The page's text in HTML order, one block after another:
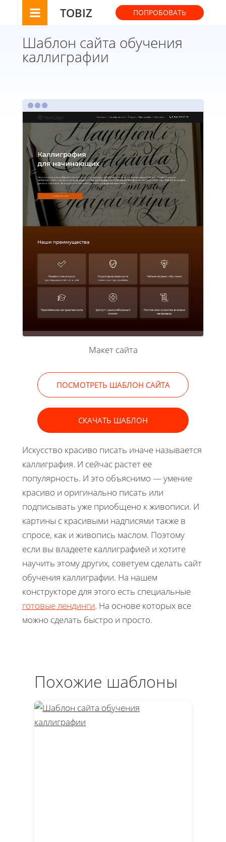
TOBIZ ПОПРОБОВАТЬ
Шаблон сайта обучения
каллиграфии
Макет сайта
ПОСМОТРЕТЬ ШАБЛОН САЙТА
СКАЧАТЬ ШАБЛОН
Искусство красиво писать иначе называется
каллиграфия. И сейчас растет ее
популярность. И это объяснимо — умение
красиво и оригинально писать или
подписывать уже приобщено к живописи. И
картины с красивыми надписями также в
спросе, как и живопись маслом. Поэтому
если вы владеете каллиграфией и хотите
научить этому других, советуем сделать сайт
обучения каллиграфии. На нашем
конструкторе для этого есть специальные
готовые лендинги. На основе которых все
можно сделать быстро и просто.
Похожие шаблоны